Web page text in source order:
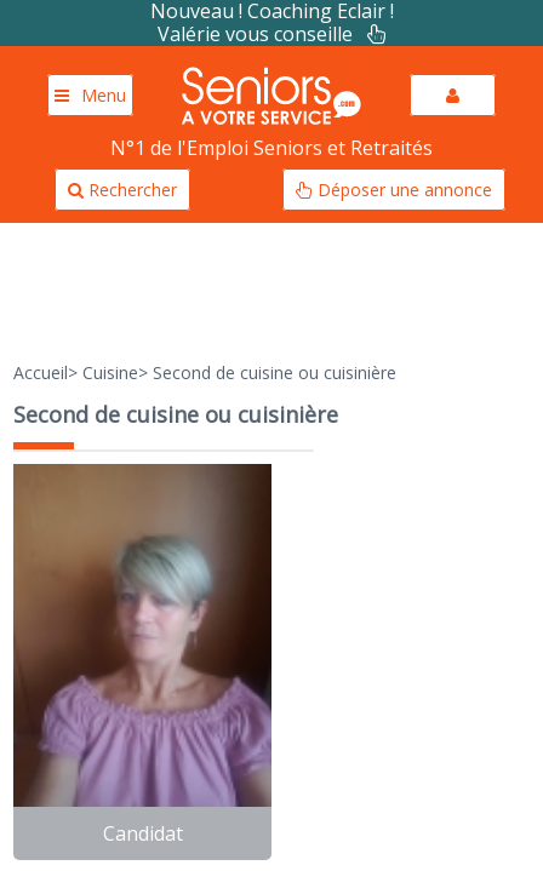
Nouveau ! Coaching Eclair !
Valérie vous conseille
Menu
N°1 de l'Emploi Seniors et Retraités
Rechercher Déposer une annonce
Accueil> Cuisine> Second de cuisine ou cuisinière
Second de cuisine ou cuisinière
Candidat